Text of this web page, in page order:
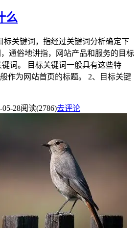
么
标关键词，指经过关键词分析确定下
通俗地讲指，网站产品和服务的目标
词。 目标关键词一般具有这些特
作为网站首页的标题。 2、目标关键
05-28阅读(2786)去评论